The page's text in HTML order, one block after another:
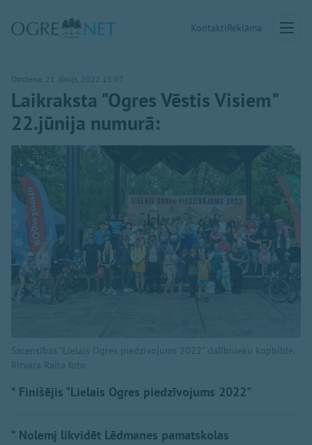
KontaktiReklāma
Otrdiena, 21. jūnijs, 2022 15:07
Laikraksta "Ogres Vēstis Visiem"
22.jūnija numurā:
Sacensības "Lielais Ogres piedzīvojums 2022" dalībnieku kopbilde.
Ritvara Raita foto
* Finišējis "Lielais Ogres piedzīvojums 2022"
* Nolemj likvidēt Lēdmanes pamatskolas